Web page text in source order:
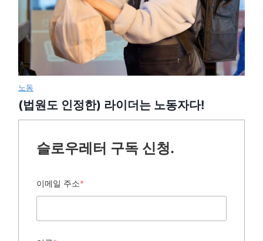
노동
(법원도 인정한) 라이더는 노동자다!
슬로우레터 구독 신청.
이메일 주소*